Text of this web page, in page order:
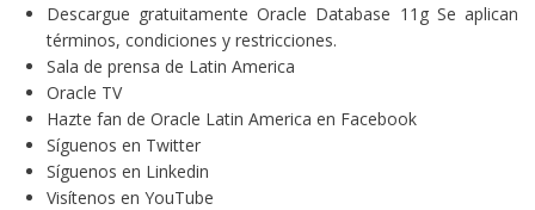
Descargue gratuitamente Oracle Database 11gSe aplican
términos, condiciones y restricciones.
Sala de prensa de Latin America
Oracle TV
Hazte fan de Oracle Latin America en Facebook
Síguenos en Twitter
Síguenos en Linkedin
Visítenos en YouTube